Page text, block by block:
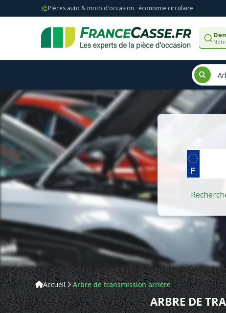
Pièces auto & moto d'occasion · économie circulaire
Accueil Arbre de transmission arrière
ARBRE DE